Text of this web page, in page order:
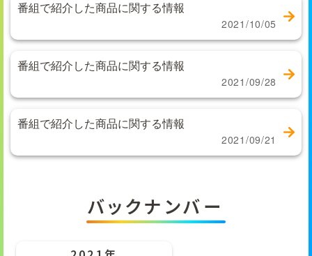
番組で紹介した商品に関する情報
2021/10/05
番組で紹介した商品に関する情報
2021/09/28
番組で紹介した商品に関する情報
2021/09/21
バックナンバー